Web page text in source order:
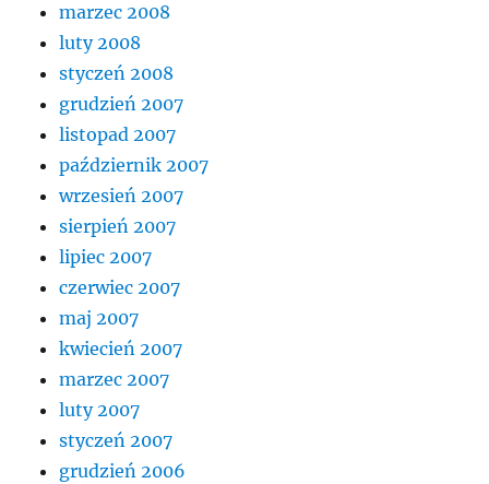
marzec 2008
luty 2008
styczeń 2008
grudzień 2007
listopad 2007
październik 2007
wrzesień 2007
sierpień 2007
lipiec 2007
czerwiec 2007
maj 2007
kwiecień 2007
marzec 2007
luty 2007
styczeń 2007
grudzień 2006